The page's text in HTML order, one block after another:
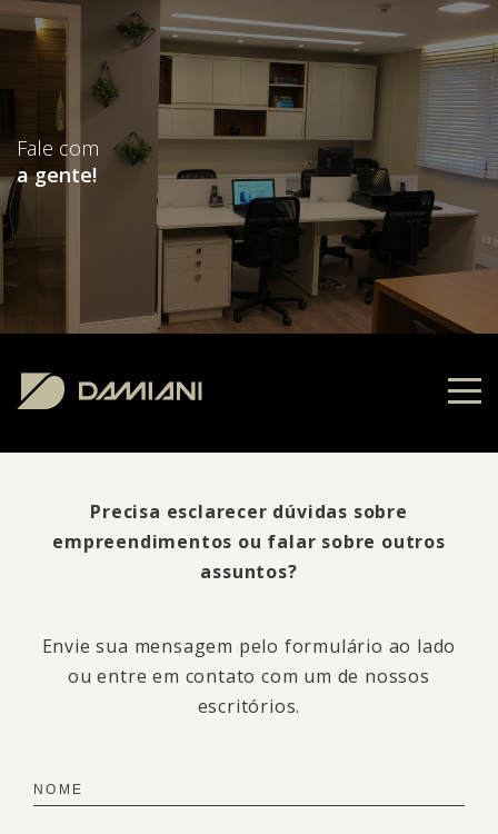
Fale com
a gente!
Precisa esclarecer dúvidas sobre
empreendimentos ou falar sobre outros
assuntos?
Envie sua mensagem pelo formulário ao lado
ou entre em contato com um de nossos
escritórios.